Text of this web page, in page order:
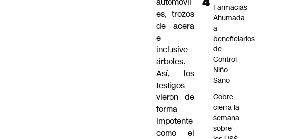
es, trozos
de acera
e
inclusive
árboles.
Así, los
testigos
vieron de
forma
impotente
como el
Farmacias
Ahumada
a
beneficiarios
de
Control
Niño
Sano
Cobre
cierra la
semana
sobre